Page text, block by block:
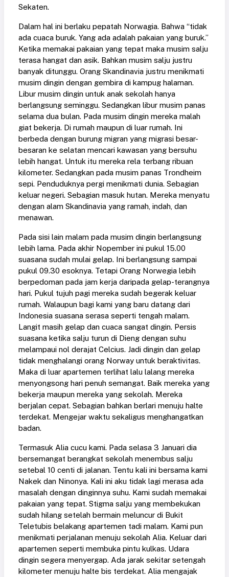
Sekaten.
Dalam hal ini berlaku pepatah Norwagia. Bahwa “tidak
ada cuaca buruk. Yang ada adalah pakaian yang buruk.”
Ketika memakai pakaian yang tepat maka musim salju
terasa hangat dan asik. Bahkan musim salju justru
banyak ditunggu. Orang Skandinavia justru menikmati
musim dingin dengan gembira di kampug halaman.
Libur musim dingin untuk anak sekolah hanya
berlangsung seminggu. Sedangkan libur musim panas
selama dua bulan. Pada musim dingin mereka malah
giat bekerja. Di rumah maupun di luar rumah. Ini
berbeda dengan burung migran yang migrasi besar-
besaran ke selatan mencari kawasan yang bersuhu
lebih hangat. Untuk itu mereka rela terbang ribuan
kilometer. Sedangkan pada musim panas Trondheim
sepi. Penduduknya pergi menikmati dunia. Sebagian
keluar negeri. Sebagian masuk hutan. Mereka menyatu
dengan alam Skandinavia yang ramah, indah, dan
menawan.
Pada sisi lain malam pada musim dingin berlangsung
lebih lama. Pada akhir Nopember ini pukul 15.00
suasana sudah mulai gelap. Ini berlangsung sampai
pukul 09.30 esoknya. Tetapi Orang Norwegia lebih
berpedoman pada jam kerja daripada gelap-terangnya
hari. Pukul tujuh pagi mereka sudah begerak keluar
rumah. Walaupun bagi kami yang baru datang dari
Indonesia suasana serasa seperti tengah malam.
Langit masih gelap dan cuaca sangat dingin. Persis
suasana ketika salju turun di Dieng dengan suhu
melampaui nol derajat Celcius. Jadi dingin dan gelap
tidak menghalangi orang Norway untuk beraktivitas.
Maka di luar apartemen terlihat lalu lalang mereka
menyongsong hari penuh semangat. Baik mereka yang
bekerja maupun mereka yang sekolah. Mereka
berjalan cepat. Sebagian bahkan berlari menuju halte
terdekat. Mengejar waktu sekaligus menghangatkan
badan.
Termasuk Alia cucu kami. Pada selasa 3 Januari dia
bersemangat berangkat sekolah menembus salju
setebal 10 centi di jalanan. Tentu kali ini bersama kami
Nakek dan Ninonya. Kali ini aku tidak lagi merasa ada
masalah dengan dinginnya suhu. Kami sudah memakai
pakaian yang tepat. Stigma salju yang membekukan
sudah hilang setelah bermain meluncur di Bukit
Teletubis belakang apartemen tadi malam. Kami pun
menikmati perjalanan menuju sekolah Alia. Keluar dari
apartemen seperti membuka pintu kulkas. Udara
dingin segera menyergap. Ada jarak sekitar setengah
kilometer menuju halte bis terdekat. Alia mengajak